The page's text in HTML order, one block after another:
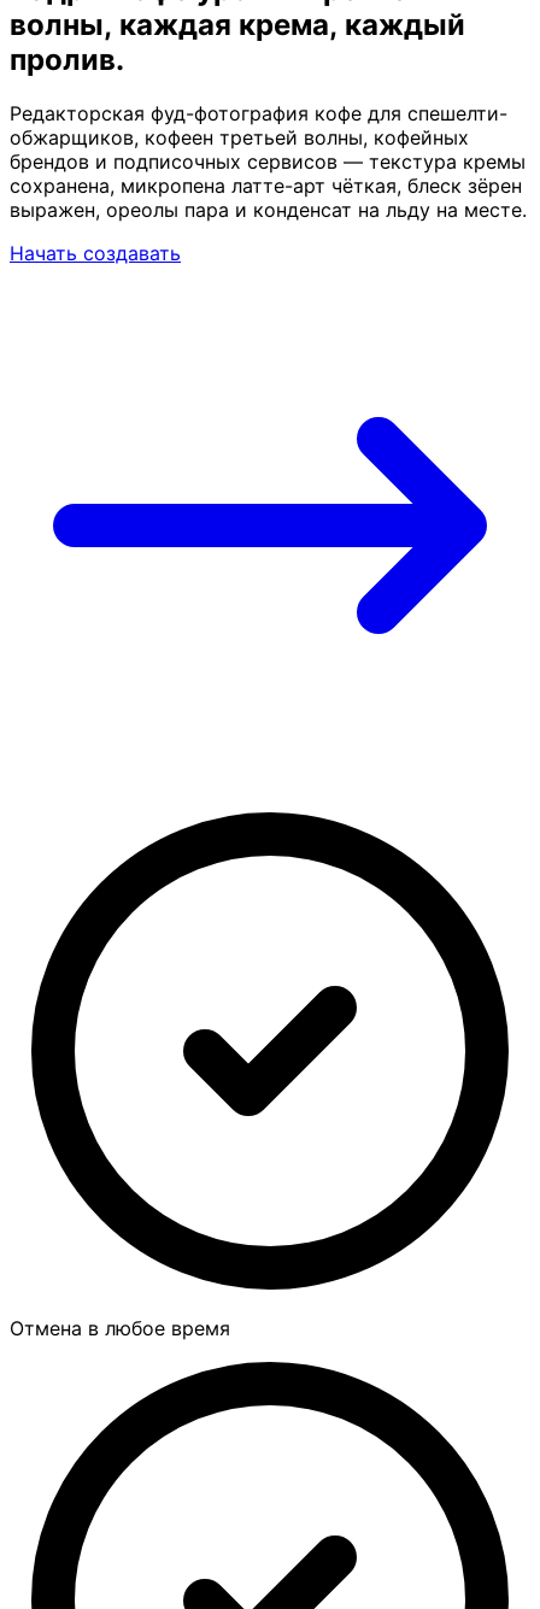
волны, каждая крема, каждый
пролив.
Редакторская фуд-фотография кофе для спешелти-
обжарщиков, кофеен третьей волны, кофейных
брендов и подписочных сервисов — текстура кремы
сохранена, микропена латте-арт чёткая, блеск зёрен
выражен, ореолы пара и конденсат на льду на месте.
Начать создавать
Отмена в любое время